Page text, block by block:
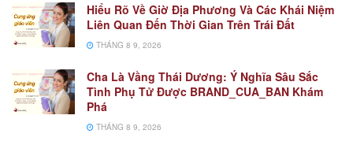
Hiểu Rõ Về Giờ Địa Phương Và Các Khái Niệm
Liên Quan Đến Thời Gian Trên Trái Đất
THÁNG 8 9, 2026
Cha Là Vầng Thái Dương: Ý Nghĩa Sâu Sắc
Tình Phụ Tử Được BRAND_CUA_BAN Khám
Phá
THÁNG 8 9, 2026